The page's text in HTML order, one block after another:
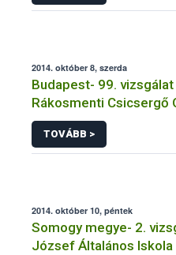
2014. október 8, szerda
Budapest- 99.
Rákosmenti Csicsergő
TOVÁBB >
2014. október 10, péntek
Somogy megye- 2.
József Általános Iskola